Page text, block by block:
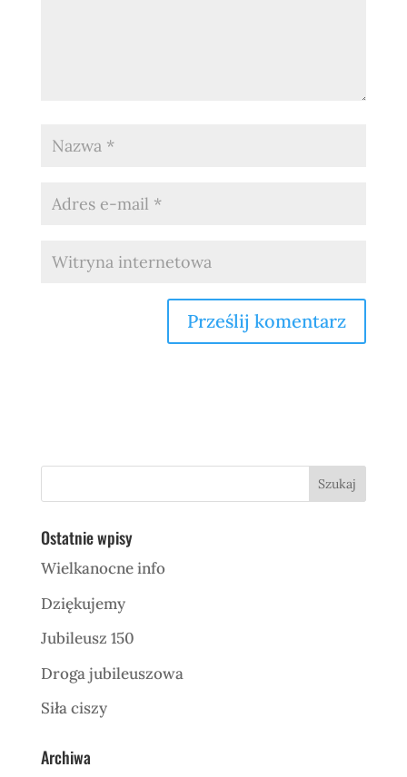
Ostatnie wpisy
Wielkanocne info
Dziękujemy
Jubileusz 150
Droga jubileuszowa
Siła ciszy
Archiwa